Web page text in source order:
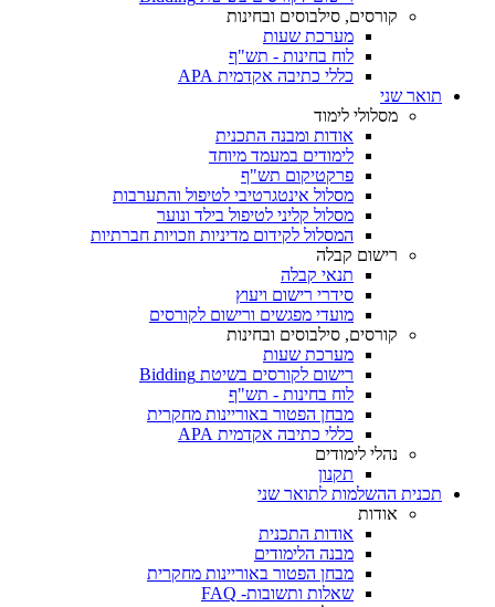
קורסים, סילבוסים ובחינות
מערכת שעות
לוח בחינות - תש"ף
כללי כתיבה אקדמית APA
תואר שני
מסלולי לימוד
אודות ומבנה התכנית
לימודים במעמד מיוחד
פרקטיקום תש"ף
מסלול אינטגרטיבי לטיפול והתערבות
מסלול קליני לטיפול בילד ונוער
המסלול לקידום מדיניות וזכויות חברתיות
רישום קבלה
תנאי קבלה
סידרי רישום ויעוץ
מועדי מפגשים ורישום לקורסים
קורסים, סילבוסים ובחינות
מערכת שעות
רישום לקורסים בשיטת Bidding
לוח בחינות - תש"ף
מבחן הפטור באוריינות מחקרית
כללי כתיבה אקדמית APA
נהלי לימודים
תקנון
תכנית ההשלמות לתואר שני
אודות
אודות התכנית
מבנה הלימודים
מבחן הפטור באוריינות מחקרית
שאלות ותשובות- FAQ